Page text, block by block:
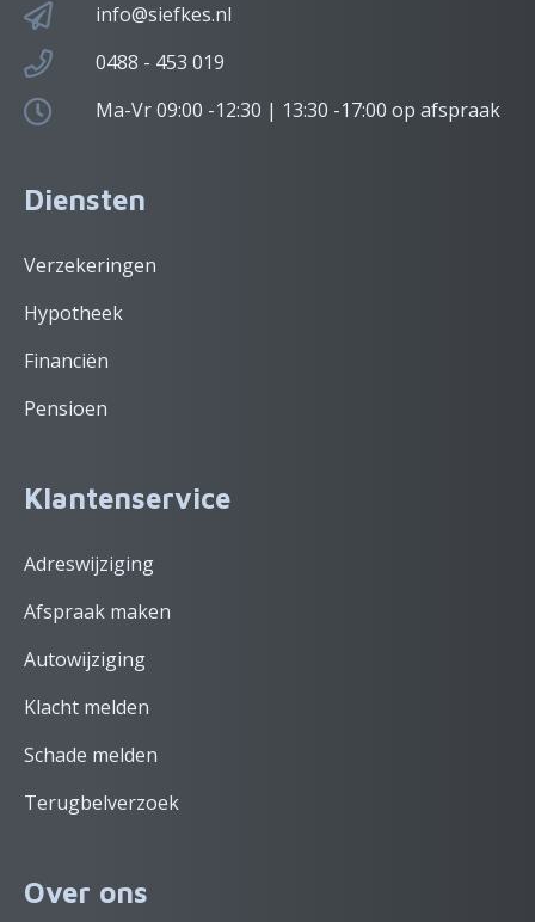
info@siefkes.nl
0488 - 453 019
Ma-Vr 09:00 -12:30 | 13:30 -17:00 op afspraak
Diensten
Verzekeringen
Hypotheek
Financiën
Pensioen
Klantenservice
Adreswijziging
Afspraak maken
Autowijziging
Klacht melden
Schade melden
Terugbelverzoek
Over ons